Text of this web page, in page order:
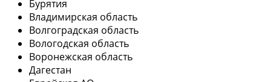
Бурятия
Владимирская область
Волгоградская область
Вологодская область
Воронежская область
Дагестан